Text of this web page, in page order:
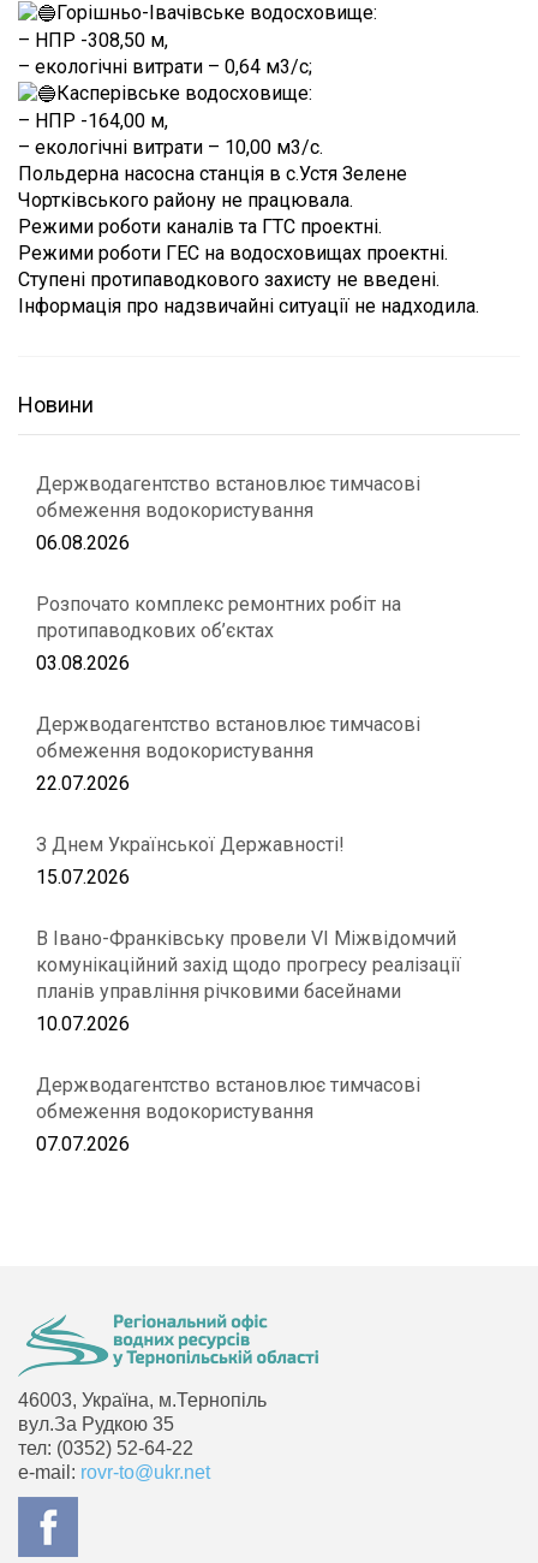
Горішньо-Івачівське водосховище:
– НПР -308,50 м,
– екологічні витрати – 0,64 м3/с;
Касперівське водосховище:
– НПР -164,00 м,
– екологічні витрати – 10,00 м3/с.
Польдерна насосна станція в с.Устя Зелене
Чортківського району не працювала.
Режими роботи каналів та ГТС проектні.
Режими роботи ГЕС на водосховищах проектні.
Ступені протипаводкового захисту не введені.
Інформація про надзвичайні ситуації не надходила.
Новини
Держводагентство встановлює тимчасові
обмеження водокористування
06.08.2026
Розпочато комплекс ремонтних робіт на
протипаводкових об’єктах
03.08.2026
Держводагентство встановлює тимчасові
обмеження водокористування
22.07.2026
З Днем Української Державності!
15.07.2026
В Івано-Франківську провели VІ Міжвідомчий
комунікаційний захід щодо прогресу реалізації
планів управління річковими басейнами
10.07.2026
Держводагентство встановлює тимчасові
обмеження водокористування
07.07.2026
46003, Україна, м.Тернопіль
вул.За Рудкою 35
тел: (0352) 52-64-22
e-mail: rovr-to@ukr.net